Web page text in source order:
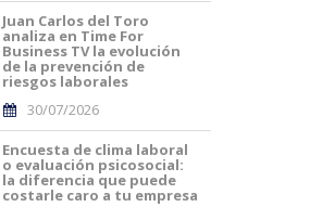
Juan Carlos del Toro
analiza en Time For
Business TV la evolución
de la prevención de
riesgos laborales
30/07/2026
Encuesta de clima laboral
o evaluación psicosocial:
la diferencia que puede
costarle caro a tu empresa